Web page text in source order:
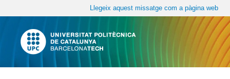
Llegeix aquest missatge com a pàgina web